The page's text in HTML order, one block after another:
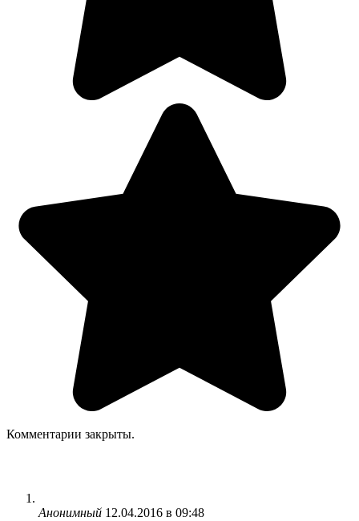
Комментарии закрыты.
Анонимный 12.04.2016 в 09:48